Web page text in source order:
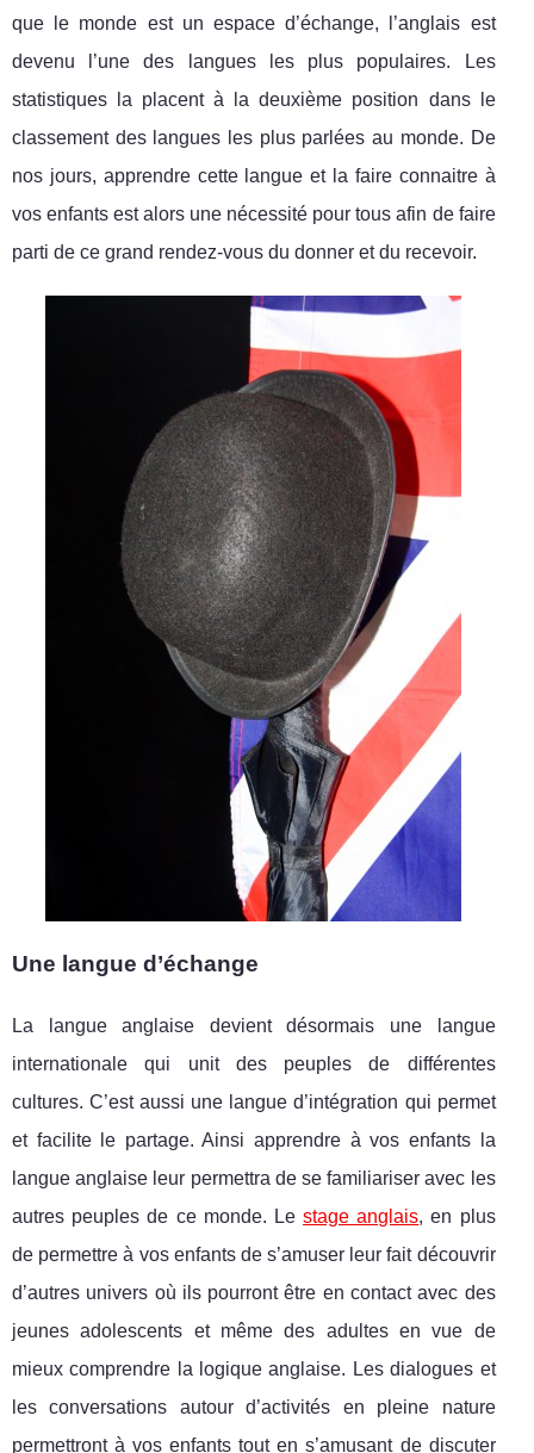
que le monde est un espace d’échange, l’anglais est
devenu l’une des langues les plus populaires. Les
statistiques la placent à la deuxième position dans le
classement des langues les plus parlées au monde. De
nos jours, apprendre cette langue et la faire connaitre à
vos enfants est alors une nécessité pour tous afin de faire
parti de ce grand rendez-vous du donner et du recevoir.
Une langue d’échange
La langue anglaise devient désormais une langue
internationale qui unit des peuples de différentes
cultures. C’est aussi une langue d’intégration qui permet
et facilite le partage. Ainsi apprendre à vos enfants la
langue anglaise leur permettra de se familiariser avec les
autres peuples de ce monde. Lestage anglais, en plus
de permettre à vos enfants de s’amuser leur fait découvrir
d’autres univers où ils pourront être en contact avec des
jeunes adolescents et même des adultes en vue de
mieux comprendre la logique anglaise. Les dialogues et
les conversations autour d’activités en pleine nature
permettront à vos enfants tout en s’amusant de discuter